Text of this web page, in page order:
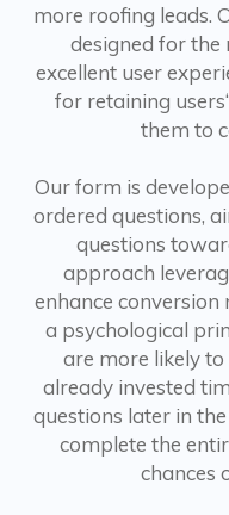
more roofing leads.
designed for the
excellent user
for retaining
them to
Our form is
ordered questions,
questions
approach
enhance conversion
a psychological
are more likely
already invested
questions later in
complete the
chances